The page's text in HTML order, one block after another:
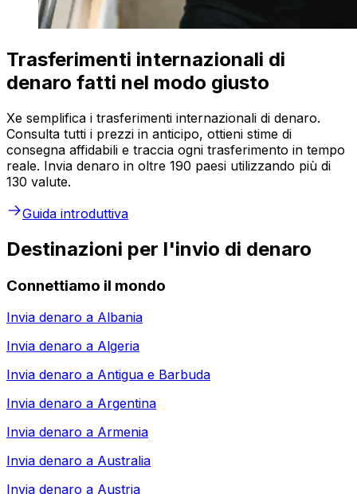
Trasferimenti internazionali di
denaro fatti nel modo giusto
Xe semplifica i trasferimenti internazionali di denaro.
Consulta tutti i prezzi in anticipo, ottieni stime di
consegna affidabili e traccia ogni trasferimento in tempo
reale. Invia denaro in oltre 190 paesi utilizzando più di
130 valute.
Guida introduttiva
Destinazioni per l'invio di denaro
Connettiamo il mondo
Invia denaro a Albania
Invia denaro a Algeria
Invia denaro a Antigua e Barbuda
Invia denaro a Argentina
Invia denaro a Armenia
Invia denaro a Australia
Invia denaro a Austria